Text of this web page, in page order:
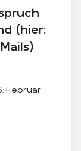
(hier:
Februar